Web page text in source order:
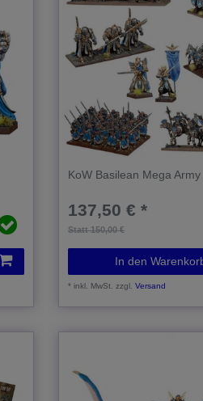
KoW Basilean Mega
Statt 150,00 €
137,50 € *
In den
*inkl. MwSt. zzgl.Versand